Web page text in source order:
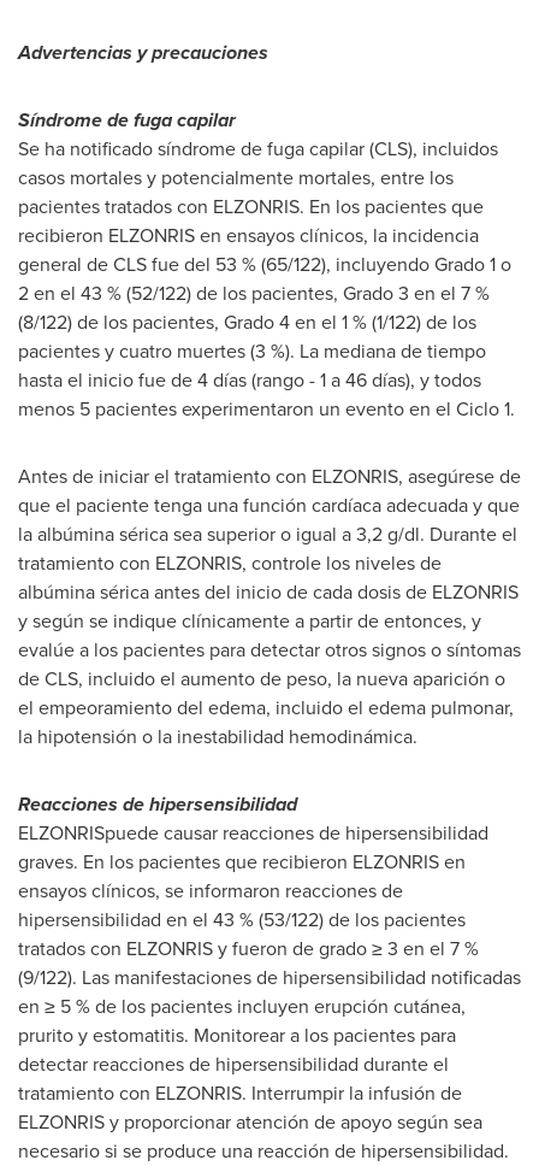
Advertencias y precauciones
Síndrome de fuga capilar
Se ha notificado síndrome de fuga capilar (CLS), incluidos
casos mortales y potencialmente mortales, entre los
pacientes tratados con ELZONRIS. En los pacientes que
recibieron ELZONRIS en ensayos clínicos, la incidencia
general de CLS fue del 53 % (65/122), incluyendo Grado 1 o
2 en el 43 % (52/122) de los pacientes, Grado 3 en el 7 %
(8/122) de los pacientes, Grado 4 en el 1 % (1/122) de los
pacientes y cuatro muertes (3 %). La mediana de tiempo
hasta el inicio fue de 4 días (rango - 1 a 46 días), y todos
menos 5 pacientes experimentaron un evento en el Ciclo 1.
Antes de iniciar el tratamiento con ELZONRIS, asegúrese de
que el paciente tenga una función cardíaca adecuada y que
la albúmina sérica sea superior o igual a 3,2 g/dl. Durante el
tratamiento con ELZONRIS, controle los niveles de
albúmina sérica antes del inicio de cada dosis de ELZONRIS
y según se indique clínicamente a partir de entonces, y
evalúe a los pacientes para detectar otros signos o síntomas
de CLS, incluido el aumento de peso, la nueva aparición o
el empeoramiento del edema, incluido el edema pulmonar,
la hipotensión o la inestabilidad hemodinámica.
Reacciones de hipersensibilidad
ELZONRISpuede causar reacciones de hipersensibilidad
graves. En los pacientes que recibieron ELZONRIS en
ensayos clínicos, se informaron reacciones de
hipersensibilidad en el 43 % (53/122) de los pacientes
tratados con ELZONRIS y fueron de grado ≥ 3 en el 7 %
(9/122). Las manifestaciones de hipersensibilidad notificadas
en ≥ 5 % de los pacientes incluyen erupción cutánea,
prurito y estomatitis. Monitorear a los pacientes para
detectar reacciones de hipersensibilidad durante el
tratamiento con ELZONRIS. Interrumpir la infusión de
ELZONRIS y proporcionar atención de apoyo según sea
necesario si se produce una reacción de hipersensibilidad.